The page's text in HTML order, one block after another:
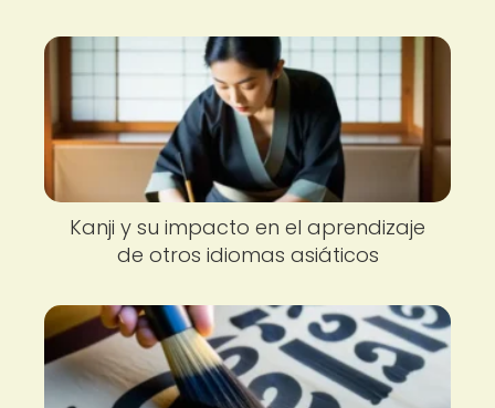
Kanji y su impacto en el aprendizaje
de otros idiomas asiáticos